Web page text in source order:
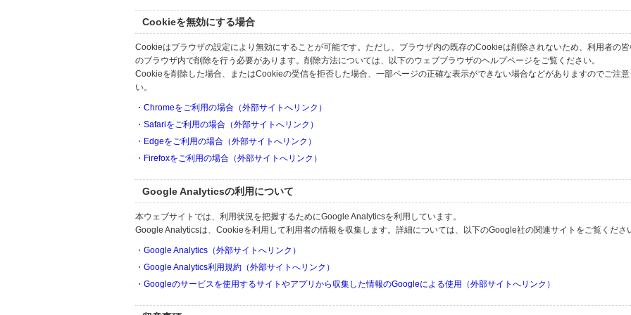
Cookieを無効にする場合
Cookieはブラウザの設定により無効にすることが可能です。ただし、ブラウザ内の既存のCookieは削除されないため、利用者の
のブラウザ内で削除を行う必要があります。削除方法については、以下のウェブブラウザのヘルプページをご覧ください。
Cookieを削除した場合、またはCookieの受信を拒否した場合、一部ページの正確な表示ができない場合などがありますのでご注意
い。
・Chromeをご利用の場合（外部サイトへリンク）
・Safariをご利用の場合（外部サイトへリンク）
・Edgeをご利用の場合（外部サイトへリンク）
・Firefoxをご利用の場合（外部サイトへリンク）
Google Analyticsの利用について
本ウェブサイトでは、利用状況を把握するためにGoogle Analyticsを利用しています。
Google Analyticsは、Cookieを利用して利用者の情報を収集します。詳細については、以下のGoogle社の関連サイトをご覧くださ
・Google Analytics（外部サイトへリンク）
・Google Analytics利用規約（外部サイトへリンク）
・Googleのサービスを使用するサイトやアプリから収集した情報のGoogleによる使用（外部サイトへリンク）